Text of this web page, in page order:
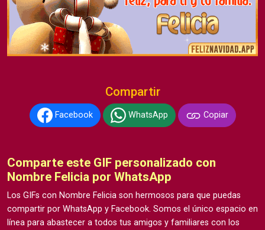
Compartir
Facebook WhatsApp Copiar
Comparte este GIF personalizado con
Nombre Felicia por WhatsApp
Los GIFs con Nombre Felicia son hermosos para que puedas
compartir por WhatsApp y Facebook. Somos el único espacio en
línea para abastecer a todos tus amigos y familiares con los